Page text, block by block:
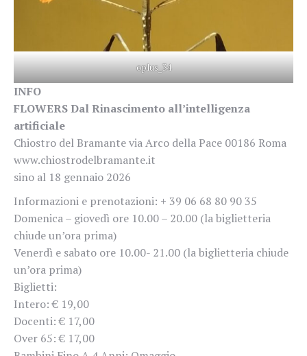
oplus_34
INFO
FLOWERS Dal Rinascimento all’intelligenza
artificiale
Chiostro del Bramante via Arco della Pace 00186 Roma
www.chiostrodelbramante.it
sino al 18 gennaio 2026
Informazioni e prenotazioni: + 39 06 68 80 90 35
Domenica – giovedì ore 10.00 – 20.00 (la biglietteria
chiude un’ora prima)
Venerdì e sabato ore 10.00- 21.00 (la biglietteria chiude
un’ora prima)
Biglietti:
Intero: € 19,00
Docenti: € 17,00
Over 65: € 17,00